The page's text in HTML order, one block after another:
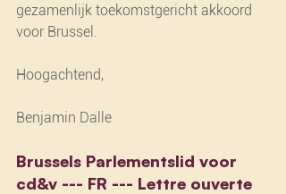
gezamenlijk toekomstgericht akkoord
voor Brussel.
Hoogachtend,
Benjamin Dalle
Brussels Parlementslid voor
cd&v --- FR --- Lettre ouverte